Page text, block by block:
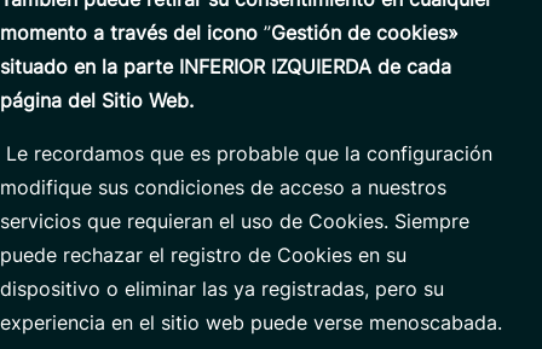
momento a través del icono ”Gestión de cookies»
situado en la parte INFERIOR IZQUIERDA decada
página del Sitio Web.
Le recordamos que es probable que la configuración
modifique sus condiciones de acceso a nuestros
servicios que requieran el uso de Cookies. Siempre
puede rechazar el registro de Cookies en su
dispositivo o eliminar las ya registradas, pero su
experiencia en el sitio web puede verse menoscabada.